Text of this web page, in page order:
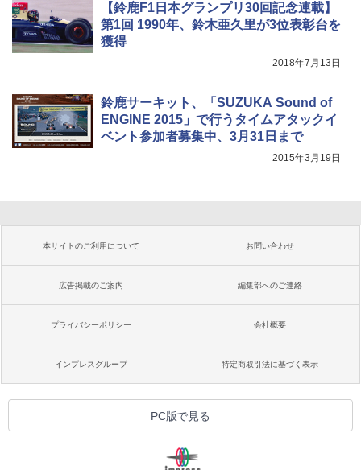
【鈴鹿F1日本グランプリ30回記念連載】
第1回 1990年、鈴木亜久里が3位表彰台を
獲得
2018年7月13日
鈴鹿サーキット、「SUZUKA Sound of
ENGINE 2015」で行うタイムアタックイ
ベント参加者募集中、3月31日まで
2015年3月19日
本サイトのご利用について お問い合わせ
広告掲載のご案内 編集部へのご連絡
プライバシーポリシー 会社概要
インプレスグループ 特定商取引法に基づく表示
PC版で見る